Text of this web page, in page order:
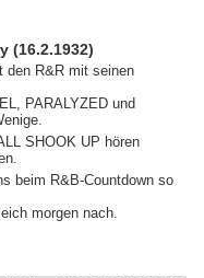
(16.2.1932)
den R&R mit seinen
PARALYZED und
SHOOK UP hören
beim R&B-Countdown so
morgen nach.